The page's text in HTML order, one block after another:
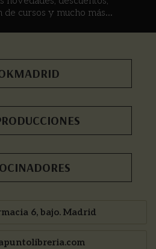
cursos y mucho más...
6, bajo. Madrid